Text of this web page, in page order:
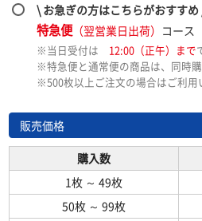
\ お急ぎの方はこちらがおすすめ
特急便（翌営業日出荷） コース
※当日受付は 12:00（正午）まで
※特急便と通常便の商品は、同時購
※500枚以上ご注文の場合はご利用
販売価格
購入数
1枚 ～ 49枚
50枚 ～ 99枚